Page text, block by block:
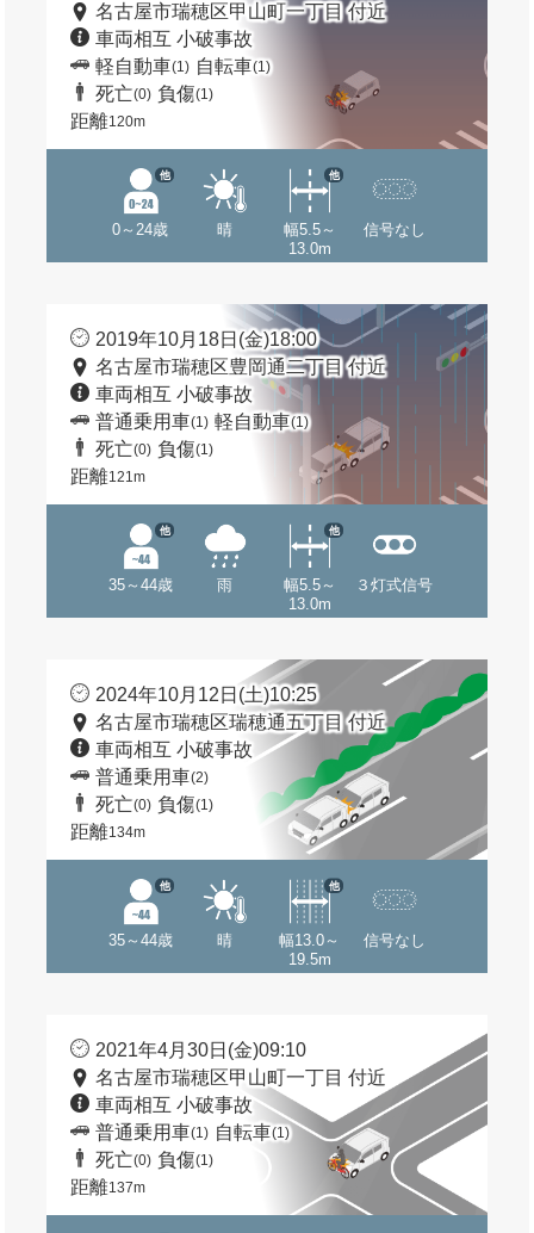
名古屋市瑞穂区甲山町一丁目 付近
車両相互 小破事故
軽自動車(1) 自転車(1)
死亡(0) 負傷(1)
距離120m
0～24歳
他
晴
幅5.5～
13.0m
他
信号なし
2019年10月18日(金)18:00
名古屋市瑞穂区豊岡通二丁目 付近
車両相互 小破事故
普通乗用車(1) 軽自動車(1)
死亡(0) 負傷(1)
距離121m
35～44歳
他
雨
幅5.5～
13.0m
他
３灯式信号
2024年10月12日(土)10:25
名古屋市瑞穂区瑞穂通五丁目 付近
車両相互 小破事故
普通乗用車(2)
死亡(0) 負傷(1)
距離134m
35～44歳
他
晴
幅13.0～
19.5m
他
信号なし
2021年4月30日(金)09:10
名古屋市瑞穂区甲山町一丁目 付近
車両相互 小破事故
普通乗用車(1) 自転車(1)
死亡(0) 負傷(1)
距離137m